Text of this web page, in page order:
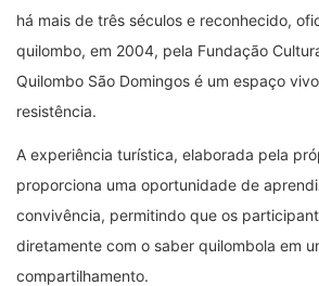
há mais de três séculos e reconhecido,
quilombo, em 2004, pela Fundação
Quilombo São Domingos é um espaço
resistência.
A experiência turística, elaborada pela
proporciona uma oportunidade de
convivência, permitindo que os
diretamente com o saber quilombola em
compartilhamento.